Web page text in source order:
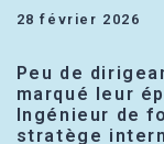
28 février 2026
Peu de
marqué leur
Ingénieur de
stratège